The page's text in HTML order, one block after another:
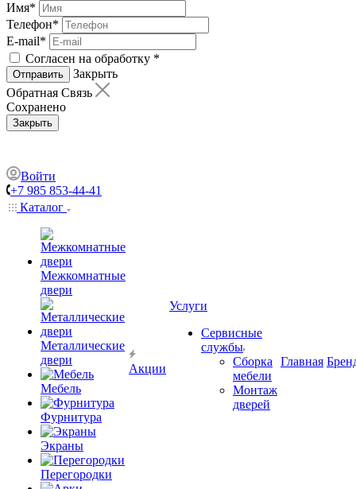
Имя*
Телефон*
E-mail*
Согласен на обработку *
Отправить
Закрыть
Обратная Связь
Сохранено
Закрыть
Войти
+7 985 853-44-41
Каталог
Межкомнатные
двери
Металлические
двери
Мебель
Фурнитура
Экраны
Перегородки
Акции
Услуги
Сервисные
службы
Сборка
мебели
Монтаж
дверей
Главная